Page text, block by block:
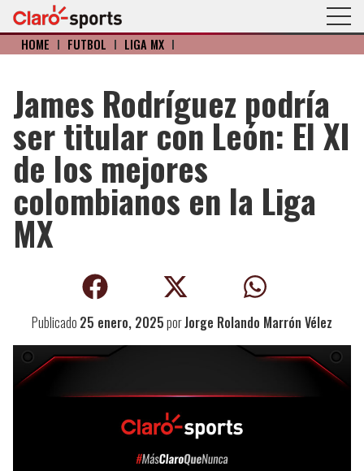
HOME I FÚTBOL I LIGA MX I
James Rodríguez podría
ser titular con León: El XI
de los mejores
colombianos en la Liga
MX
Publicado 25 enero, 2025porJorge Rolando Marrón Vélez